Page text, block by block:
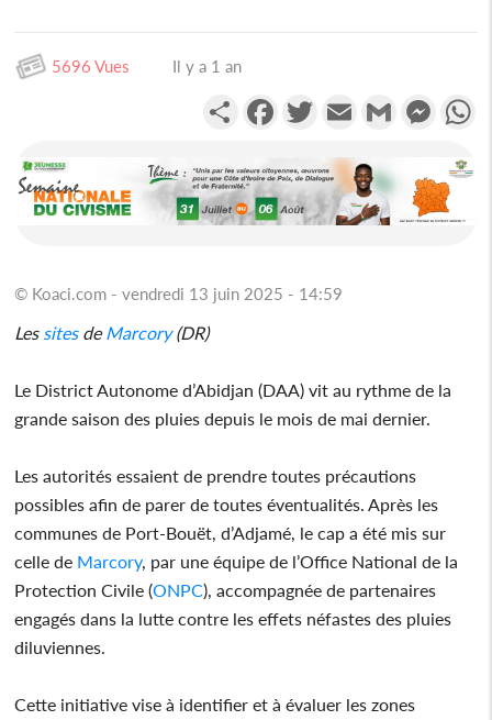
5696 Vues Il y a 1 an
PartagerFacebookTwitterEmail Gmail
© Koaci.com - vendredi 13 juin 2025 - 14:59
Les sitesde Marcory(DR)
Le District Autonome d’Abidjan (DAA) vit au rythme de la
grande saison des pluies depuis le mois de mai dernier.
Les autorités essaient de prendre toutes précautions
possibles afin de parer de toutes éventualités. Après les
communes de Port-Bouët, d’Adjamé, le cap a été mis sur
celle de Marcory, par une équipe de l’Office National de la
Protection Civile (ONPC), accompagnée de partenaires
engagés dans la lutte contre les effets néfastes des pluies
diluviennes.
Cette initiative vise à identifier et à évaluer les zones